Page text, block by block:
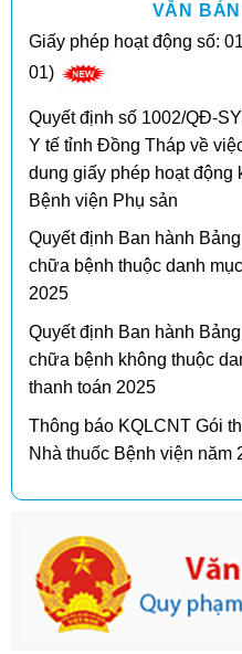
VĂN
Giấy phép hoạt động số:
01)
Quyết định số 1002/QĐ-
Y tế tỉnh Đồng Tháp về
dung giấy phép hoạt động
Bệnh viện Phụ sản
Quyết định Ban hành
chữa bệnh thuộc danh
2025
Quyết định Ban hành
chữa bệnh không thuộc
thanh toán 2025
Thông báo KQLCNT Gói
Nhà thuốc Bệnh viện năm